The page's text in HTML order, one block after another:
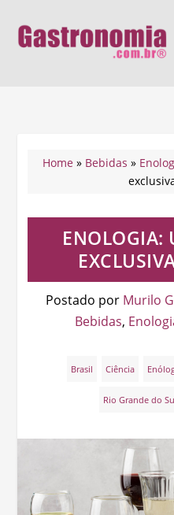
Home» Bebidas »
ENOLOGIA:
Postado por Murilo
Bebidas,
Brasil Ciência
Rio Grande do